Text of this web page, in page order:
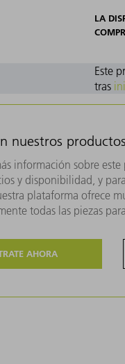
LA
Este
tras
nuestros
información sobre
y disponibilidad, y
plataforma ofrece
todas las piezas
AHORA